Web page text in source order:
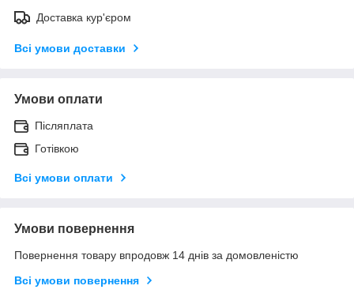
Доставка кур'єром
Всі умови доставки
Умови оплати
Післяплата
Готівкою
Всі умови оплати
Умови повернення
Повернення товару впродовж 14 днів за домовленістю
Всі умови повернення